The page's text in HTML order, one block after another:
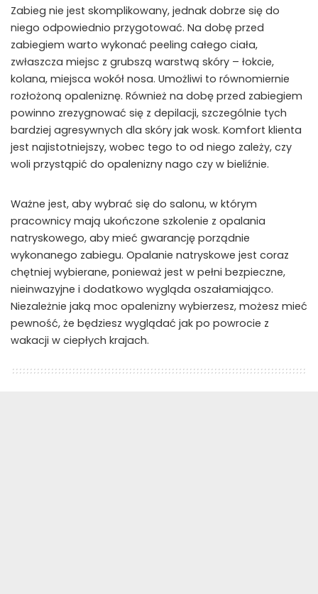
Zabieg nie jest skomplikowany, jednak dobrze się do
niego odpowiednio przygotować. Na dobę przed
zabiegiem warto wykonać peeling całego ciała,
zwłaszcza miejsc z grubszą warstwą skóry – łokcie,
kolana, miejsca wokół nosa. Umożliwi to równomiernie
rozłożoną opaleniznę. Również na dobę przed zabiegiem
powinno zrezygnować się z depilacji, szczególnie tych
bardziej agresywnych dla skóry jak wosk. Komfort klienta
jest najistotniejszy, wobec tego to od niego zależy, czy
woli przystąpić do opalenizny nago czy w bieliźnie.
Ważne jest, aby wybrać się do salonu, w którym
pracownicy mają ukończone szkolenie z opalania
natryskowego, aby mieć gwarancję porządnie
wykonanego zabiegu. Opalanie natryskowe jest coraz
chętniej wybierane, ponieważ jest w pełni bezpieczne,
nieinwazyjne i dodatkowo wygląda oszałamiająco.
Niezależnie jaką moc opalenizny wybierzesz, możesz mieć
pewność, że będziesz wyglądać jak po powrocie z
wakacji w ciepłych krajach.